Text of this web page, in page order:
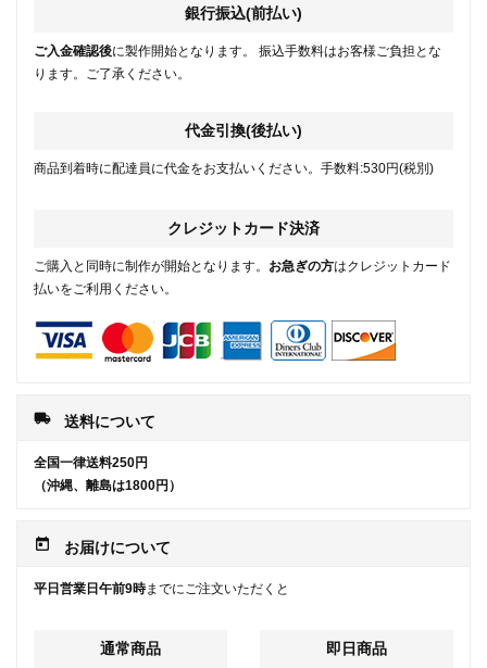
銀行振込(前払い)
ご入金確認後に製作開始となります。 振込手数料はお客様ご負担とな
ります。ご了承ください。
代金引換(後払い)
商品到着時に配達員に代金をお支払いください。手数料:530円(税別)
クレジットカード決済
ご購入と同時に制作が開始となります。 お急ぎの方はクレジットカード
払いをご利用ください。
local_shipping 送料について
全国一律送料250円
（沖縄、離島は1800円）
today お届けについて
平日営業日午前9時までにご注文いただくと
通常商品 即日商品